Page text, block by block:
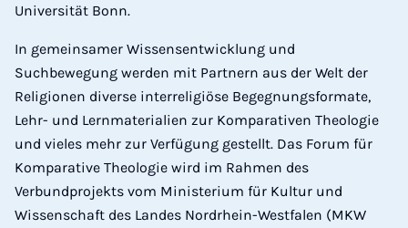
Universität Bonn.
In gemeinsamer Wissensentwicklung und
Suchbewegung werden mit Partnern aus der Welt der
Religionen diverse interreligiöse Begegnungsformate,
Lehr- und Lernmaterialien zur Komparativen Theologie
und vieles mehr zur Verfügung gestellt. Das Forum für
Komparative Theologie wird im Rahmen des
Verbundprojekts vom Ministerium für Kultur und
Wissenschaft des Landes Nordrhein-Westfalen (MKW